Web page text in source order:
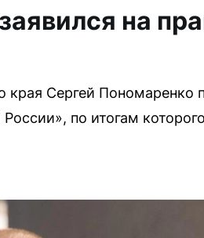
на
края Сергей Пономаренко
по итогам